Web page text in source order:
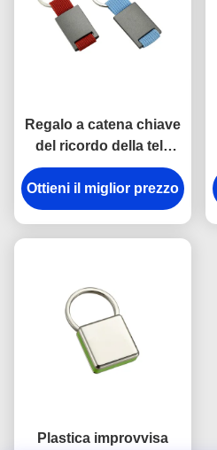
Regalo a catena chiave
del ricordo della tela
dell'incisione laser del
supporto del metallo di
rettangolo
Ottieni il miglior prezzo
Plastica improvvisa